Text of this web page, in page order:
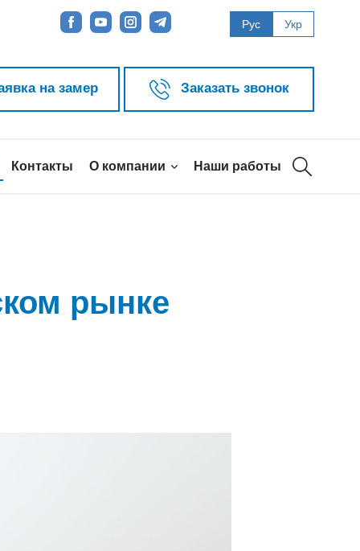
Рус Укр
на замер Заказать звонок
Контакты О компании Наши работы
рынке